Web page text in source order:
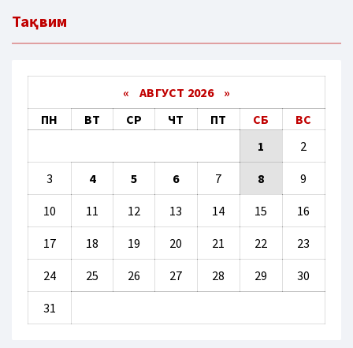
Тақвим
« АВГУСТ 2026 »
ПН
ВТ СР ЧТ ПТ СБ
ВС
1
2
3 4 5 6 7 8 9
10 11 12 13 14 15 16
17 18 19 20 21 22 23
24 25 26 27 28 29 30
31